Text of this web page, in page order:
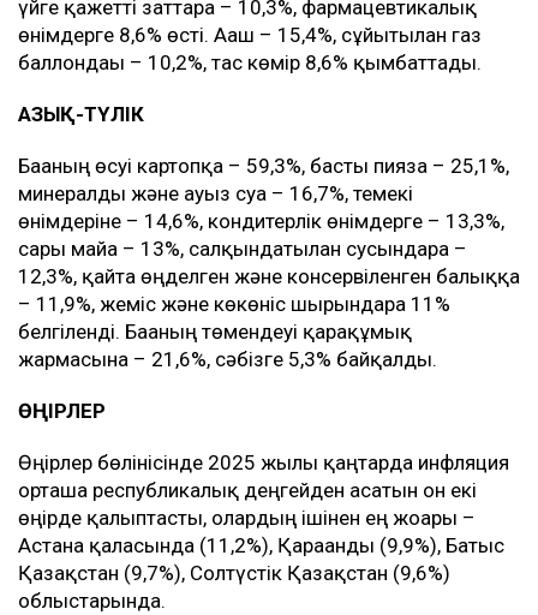
үйге қажетті заттарға – 10,3%, фармацевтикалық
өнімдерге 8,6% өсті. Ағаш – 15,4%, сұйытылған газ
баллондағы – 10,2%, тас көмір 8,6% қымбаттады.
АЗЫҚ-ТҮЛІК
Бағаның өсуі картопқа – 59,3%, басты пиязға – 25,1%,
минералды және ауыз суға – 16,7%, темекі
өнімдеріне – 14,6%, кондитерлік өнімдерге – 13,3%,
сары майға – 13%, салқындатылған сусындарға –
12,3%, қайта өңделген және консервіленген балыққа
– 11,9%, жеміс және көкөніс шырындарға 11%
белгіленді. Бағаның төмендеуі қарақұмық
жармасына – 21,6%, сәбізге 5,3% байқалды.
ӨҢІРЛЕР
Өңірлер бөлінісінде 2025 жылғы қаңтарда инфляция
орташа республикалық деңгейден асатын он екі
өңірде қалыптасты, олардың ішінен ең жоғары –
Астана қаласында (11,2%), Қарағанды (9,9%), Батыс
Қазақстан (9,7%), Солтүстік Қазақстан (9,6%)
облыстарында.